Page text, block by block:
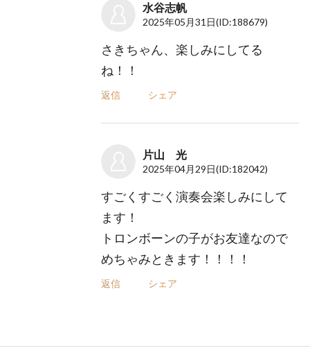
水谷志帆
2025年05月31日(ID:188679)
さきちゃん、楽しみにしてる
ね！！
返信 シェア
片山 光
2025年04月29日(ID:182042)
すごくすごく演奏会楽しみにして
ます！
トロンボーンの子がお友達なので
めちゃみときます！！！！
返信 シェア